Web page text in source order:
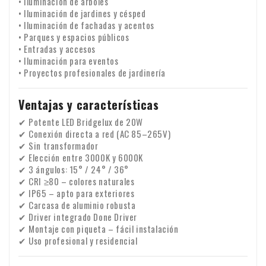
• Iluminación de jardines y césped
• Iluminación de fachadas y acentos
• Parques y espacios públicos
• Entradas y accesos
• Iluminación para eventos
• Proyectos profesionales de jardinería
Ventajas y características
✔ Potente LED Bridgelux de 20W
✔ Conexión directa a red (AC 85–265V)
✔ Sin transformador
✔ Elección entre 3000K y 6000K
✔ 3 ángulos: 15° / 24° / 36°
✔ CRI ≥80 – colores naturales
✔ IP65 – apto para exteriores
✔ Carcasa de aluminio robusta
✔ Driver integrado Done Driver
✔ Montaje con piqueta – fácil instalación
✔ Uso profesional y residencial